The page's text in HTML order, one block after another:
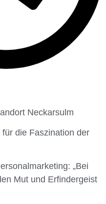
Neckarsulm
die Faszination der
„Bei
Mut und Erfindergeist